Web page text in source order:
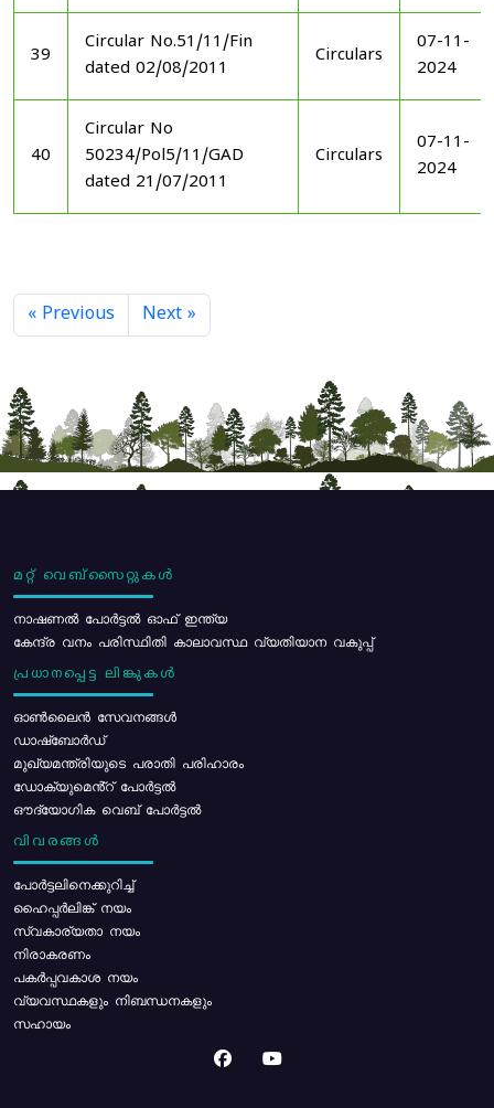
39
Circular No.51/11/Fin
dated 02/08/2011
Circulars
07-11-
2024
40
Circular No
50234/Pol5/11/GAD
dated 21/07/2011
Circulars
07-11-
2024
« Previous Next »
മറ്റ് വെബ്സൈറ്റുകൾ
നാഷണൽ പോർട്ടൽ ഓഫ് ഇന്ത്യ
കേന്ദ്ര വനം പരിസ്ഥിതി കാലാവസ്ഥ വ്യതിയാന വകുപ്പ്
പ്രധാനപ്പെട്ട ലിങ്കുകൾ
ഓൺലൈൻ സേവനങ്ങൾ
ഡാഷ്ബോർഡ്
മുഖ്യമന്ത്രിയുടെ പരാതി പരിഹാരം
ഡോക്യുമെൻ്റ് പോർട്ടൽ
ഔദ്യോഗിക വെബ് പോർട്ടൽ
വിവരങ്ങൾ
പോര്‍ട്ടലിനെക്കുറിച്ച്
ഹൈപ്പർലിങ്ക് നയം
സ്വകാര്യതാ നയം
നിരാകരണം
പകർപ്പവകാശ നയം
വ്യവസ്ഥകളും നിബന്ധനകളും
സഹായം